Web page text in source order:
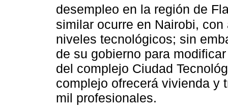
desempleo en la región de
similar ocurre en Nairobi,
niveles tecnológicos; sin
de su gobierno para
del complejo Ciudad
complejo ofrecerá vivienda y
mil profesionales.